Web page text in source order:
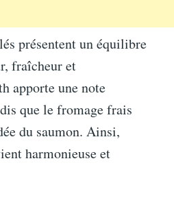
présentent un équilibre
fraîcheur et
apporte une note
que le fromage frais
du saumon. Ainsi,
harmonieuse et